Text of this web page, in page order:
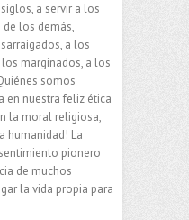
a servir a los
de los demás,
a los
marginados, a los
somos
en nuestra feliz ética
la moral religiosa,
humanidad! La
pionero
de muchos
la vida propia para